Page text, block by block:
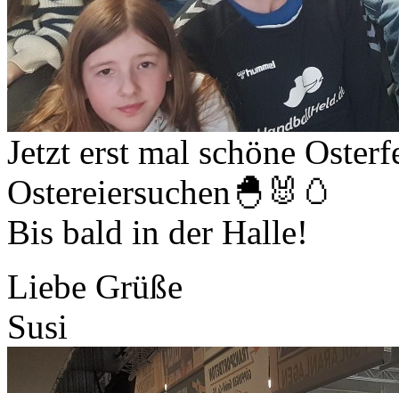
Jetzt erst mal schöne
Ostereiersuchen🐣🐰🥚
Bis bald in der Halle!
Liebe Grüße
Susi